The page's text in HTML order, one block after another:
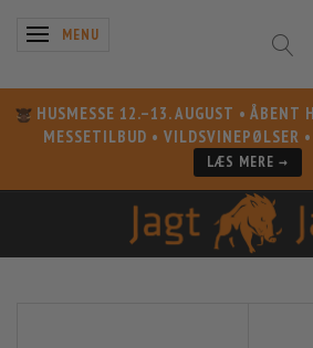
SKIFTE NAVIGATION
MENU
HUSMESSE 12.–13. AUGUST • ÅBENT
MESSETILBUD • VILDSVINEPØLSER
LÆS MERE →